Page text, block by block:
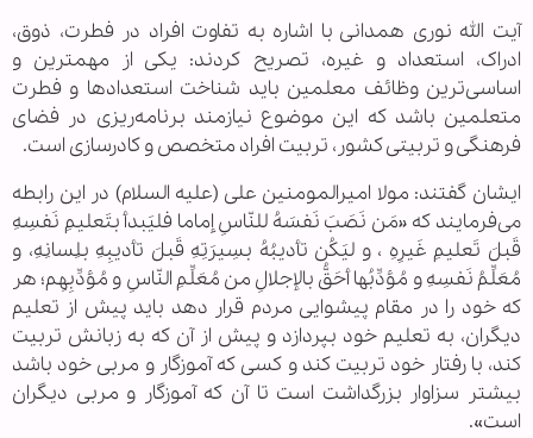
آیت الله نوری همدانی با اشاره به تفاوت افراد در فطرت، ذوق،
ادراک، استعداد و غیره، تصریح کردند: یکی از مهمترین و
اساسی‌ترین وظائف معلمین باید شناخت استعدادها و فطرت
متعلمین باشد که این موضوع نیازمند برنامه‌ریزی در فضای
فرهنگی و تربیتی کشور، تربیت افراد متخصص و کادرسازی است.
ایشان گفتند: مولا امیرالمومنین علی (علیه السلام) در این رابطه
می‌فرمایند که «مَن نَصَبَ نَفسَهُ للنّاسِ إماما فلیَبدأ بتَعلیمِ نَفسِهِ
قَبلَ تَعلیمِ غَیرِهِ ، و لیَکُن تأدیبُهُ بسِیرَتِهِ قَبلَ تأدیبِهِ بلِسانِهِ، و
مُعَلِّمُ نَفسِهِ و مُؤدِّبُها أحَقُّ بالإجلالِ من مُعَلِّمِ النّاسِ و مُؤدِّبِهِم؛ هر
که خود را در مقام پیشوایى مردم قرار دهد باید پیش از تعلیم
دیگران، به تعلیم خود بپردازد و پیش از آن که به زبانش تربیت
کند، با رفتار خود تربیت کند و کسى که آموزگار و مربى خود باشد
بیشتر سزاوار بزرگداشت است تا آن که آموزگار و مربى دیگران
است».